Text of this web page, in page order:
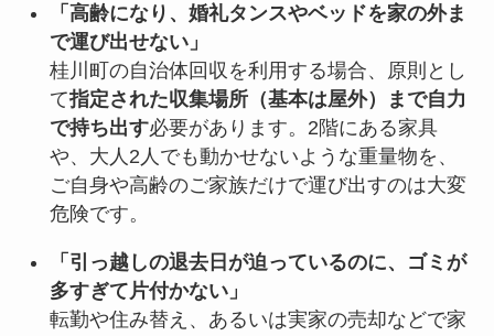
「高齢になり、婚礼タンスやベッドを家の外ま
で運び出せない」
桂川町の自治体回収を利用する場合、原則とし
て指定された収集場所（基本は屋外）まで自力
で持ち出す必要があります。2階にある家具
や、大人2人でも動かせないような重量物を、
ご自身や高齢のご家族だけで運び出すのは大変
危険です。
「引っ越しの退去日が迫っているのに、ゴミが
多すぎて片付かない」
転勤や住み替え、あるいは実家の売却などで家